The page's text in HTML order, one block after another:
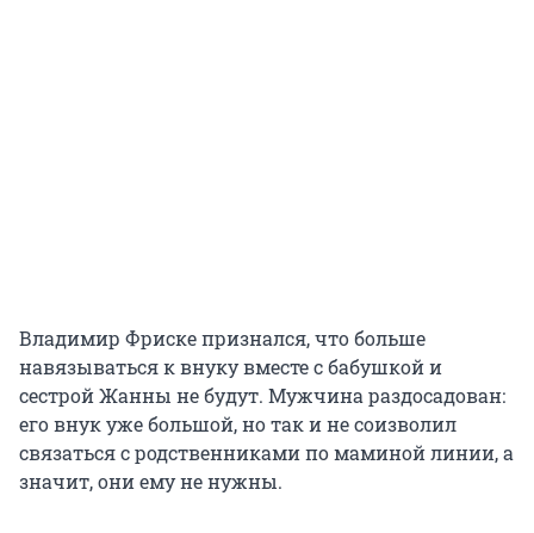
Владимир Фриске признался, что больше
навязываться к внуку вместе с бабушкой и
сестрой Жанны не будут. Мужчина раздосадован:
его внук уже большой, но так и не соизволил
связаться с родственниками по маминой линии, а
значит, они ему не нужны.